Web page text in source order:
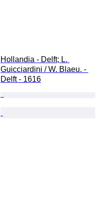
Hollandia - Delft; L.
Guicciardini / W. Blaeu. -
Delft - 1616